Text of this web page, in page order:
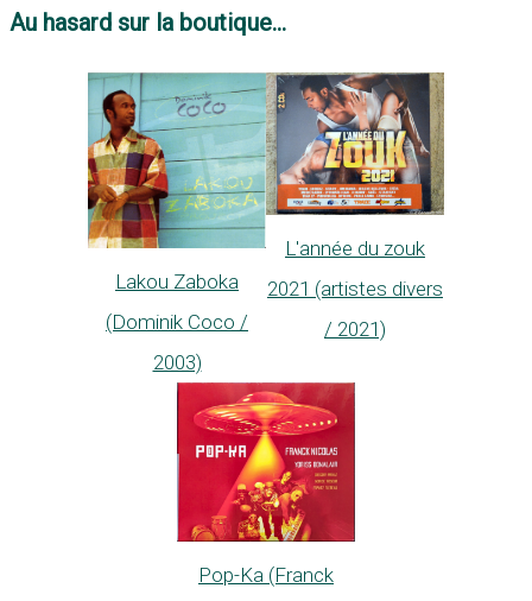
Au hasard sur la boutique...
Lakou Zaboka
(Dominik Coco /
2003)
L'année du zouk
2021 (artistes divers
/ 2021)
Pop-Ka (Franck